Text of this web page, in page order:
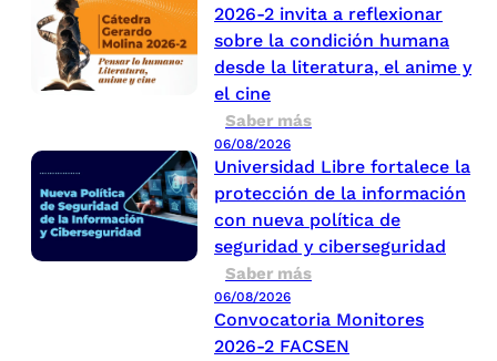
2026-2 invita a reflexionar
sobre la condición humana
desde la literatura, el anime y
el cine
Saber más
06/08/2026
Universidad Libre fortalece la
protección de la información
con nueva política de
seguridad y ciberseguridad
Saber más
06/08/2026
Convocatoria Monitores
2026-2 FACSEN